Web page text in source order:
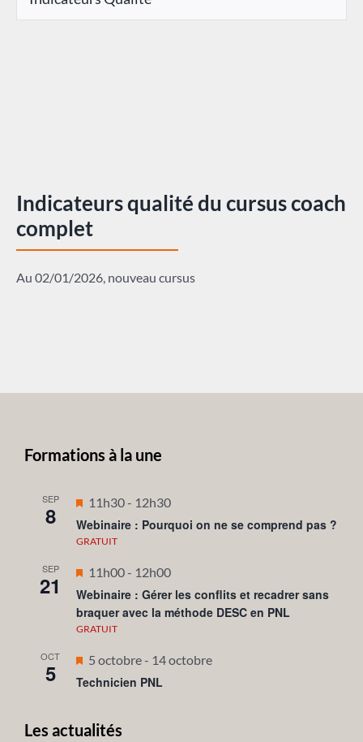
Indicateurs qualité du cursus coach
complet
Au 02/01/2026, nouveau cursus
Formations à la une
SEP
8
Mis
en
avant
11h30- 12h30
Webinaire : Pourquoi on ne se comprend pas ?
GRATUIT
SEP
21
Mis
en
avant
11h00- 12h00
Webinaire : Gérer les conflits et recadrer sans
braquer avec la méthode DESC en PNL
GRATUIT
OCT
5
Mis
en
5 octobre- 14 octobre
Technicien PNL
Les actualités